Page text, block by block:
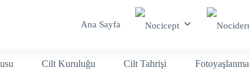
Ana Sayfa
Cilt Kuruluğu Cilt Tahrişi Fotoyaşlanma